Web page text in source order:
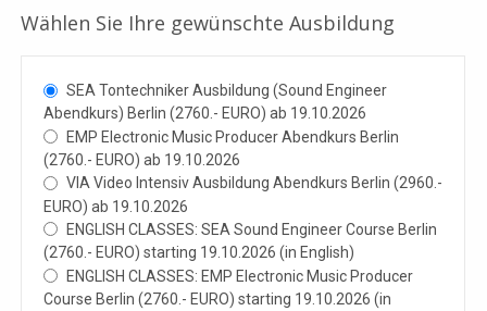
Wählen Sie Ihre gewünschte Ausbildung
SEA Tontechniker Ausbildung (Sound Engineer
Abendkurs) Berlin (2760.- EURO) ab 19.10.2026
EMP Electronic Music Producer Abendkurs Berlin
(2760.- EURO) ab 19.10.2026
VIA Video Intensiv Ausbildung Abendkurs Berlin (2960.-
EURO) ab 19.10.2026
ENGLISH CLASSES: SEA Sound Engineer Course Berlin
(2760.- EURO) starting 19.10.2026 (in English)
ENGLISH CLASSES: EMP Electronic Music Producer
Course Berlin (2760.- EURO) starting 19.10.2026 (in